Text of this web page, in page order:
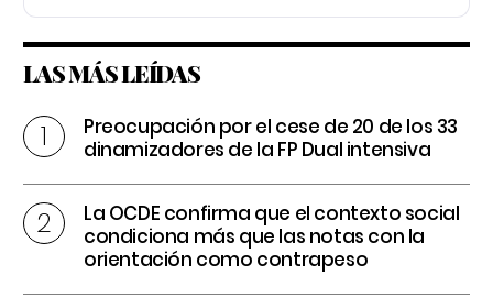
LAS MÁS LEÍDAS
Preocupación por el cese de 20 de los 33
dinamizadores de la FP Dual intensiva
La OCDE confirma que el contexto social
condiciona más que las notas con la
orientación como contrapeso